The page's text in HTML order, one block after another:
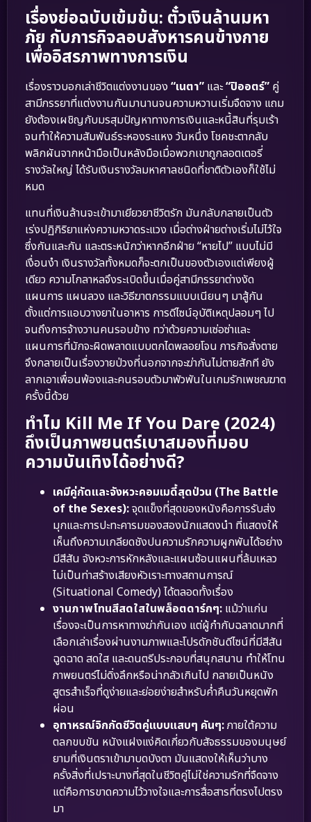
เรื่องย่อฉบับเข้มข้น: ตั๋วเงินล้านมหา
ภัย กับภารกิจลอบสังหารคนข้างกาย
เพื่ออิสรภาพทางการเงิน
เรื่องราวบอกเล่าชีวิตแต่งงานของ “เนตา” และ“ปิออตร์” คู่
สามีภรรยาที่แต่งงานกันมานานจนความหวานเริ่มจืดจาง แถม
ยังต้องเผชิญกับมรสุมปัญหาทางการเงินและหนี้สินที่รุมเร้า
จนทำให้ความสัมพันธ์ระหองระแหง วันหนึ่ง โชคชะตากลับ
พลิกผันจากหน้ามือเป็นหลังมือเมื่อพวกเขาถูกลอตเตอรี่
รางวัลใหญ่ ได้รับเงินรางวัลมหาศาลชนิดที่ชาติตัวเองก็ใช้ไม่
หมด
แทนที่เงินล้านจะเข้ามาเยียวยาชีวิตรัก มันกลับกลายเป็นตัว
เร่งปฏิกิริยาแห่งความหวาดระแวง เมื่อต่างฝ่ายต่างเริ่มไม่ไว้ใจ
ซึ่งกันและกัน และตระหนักว่าหากอีกฝ่าย “หายไป” แบบไม่มี
เงื่อนงำ เงินรางวัลทั้งหมดก็จะตกเป็นของตัวเองแต่เพียงผู้
เดียว ความโกลาหลจึงระเบิดขึ้นเมื่อคู่สามีภรรยาต่างงัด
แผนการ แผนลวง และวิธีฆาตกรรมแบบเนียนๆ มาสู้กัน
ตั้งแต่การแอบวางยาในอาหาร การดีไซน์อุบัติเหตุปลอมๆ ไป
จนถึงการจ้างวานคนรอบข้าง ทว่าด้วยความเซ่อซ่าและ
แผนการที่มักจะผิดพลาดแบบตกไดพลอยโจน ภารกิจสั่งตาย
จึงกลายเป็นเรื่องวายป่วงที่นอกจากจะฆ่ากันไม่ตายสักที ยัง
ลากเอาเพื่อนพ้องและคนรอบตัวมาพัวพันในเกมรักเพชฌฆาต
ครั้งนี้ด้วย
ทำไม Kill Me If You Dare (2024)
ถึงเป็นภาพยนตร์เบาสมองที่มอบ
ความบันเทิงได้อย่างดี?
เคมีคู่กัดและจังหวะคอมเมดี้สุดป่วน (The Battle
of the Sexes):จุดแข็งที่สุดของหนังคือการรับส่ง
มุกและการปะทะคารมของสองนักแสดงนำ ที่แสดงให้
เห็นถึงความเกลียดชังปนความรักความผูกพันได้อย่าง
มีสีสัน จังหวะการหักหลังและแผนซ้อนแผนที่ล้มเหลว
ไม่เป็นท่าสร้างเสียงหัวเราะทางสถานการณ์
(Situational Comedy) ได้ตลอดทั้งเรื่อง
งานภาพโทนสีสดใสในพล็อตดาร์กๆ: แม้ว่าแก่น
เรื่องจะเป็นการหาทางฆ่ากันเอง แต่ผู้กำกับฉลาดมากที่
เลือกเล่าเรื่องผ่านงานภาพและโปรดักชันดีไซน์ที่มีสีสัน
ฉูดฉาด สดใส และดนตรีประกอบที่สนุกสนาน ทำให้โทน
ภาพยนตร์ไม่ดิ่งลึกหรือน่ากลัวเกินไป กลายเป็นหนัง
สูตรสำเร็จที่ดูง่ายและย่อยง่ายสำหรับค่ำคืนวันหยุดพัก
ผ่อน
อุทาหรณ์จิกกัดชีวิตคู่แบบแสบๆ คันๆ:ภายใต้ความ
ตลกขบขัน หนังแฝงแง่คิดเกี่ยวกับสัจธรรมของมนุษย์
ยามที่เงินตราเข้ามาบดบังตา มันแสดงให้เห็นว่าบาง
ครั้งสิ่งที่เปราะบางที่สุดในชีวิตคู่ไม่ใช่ความรักที่จืดจาง
แต่คือการขาดความไว้วางใจและการสื่อสารที่ตรงไปตรง
มา